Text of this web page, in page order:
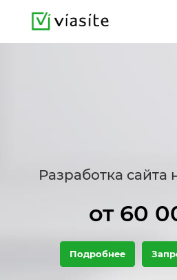
Разработка сайта
от 60
Подробнее